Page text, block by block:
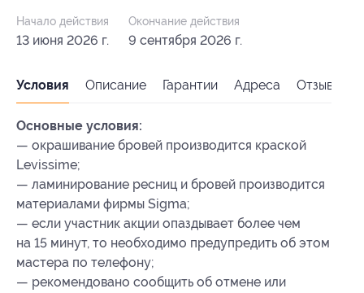
Начало действия
13 июня 2026 г.
Окончание действия
9 сентября 2026 г.
Условия Описание Гарантии Адреса Отзывы
Основные условия:
— окрашивание бровей производится краской
Levissime;
— ламинирование ресниц и бровей производится
материалами фирмы Sigma;
— если участник акции опаздывает более чем
на 15 минут, то необходимо предупредить об этом
мастера по телефону;
— рекомендовано сообщить об отмене или